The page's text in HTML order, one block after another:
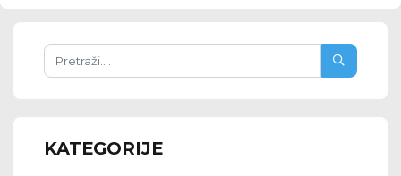
KATEGORIJE